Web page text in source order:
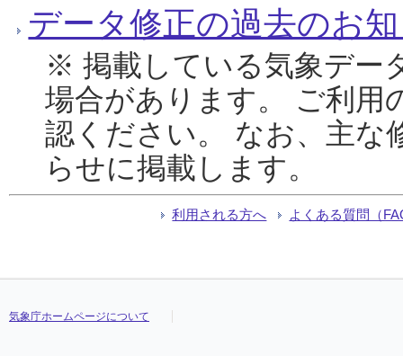
データ修正の過去のお
※ 掲載している気象デー
場合があります。 ご利用
認ください。 なお、主な
らせに掲載します。
利用される方へ よくある質問（
気象庁ホームページについて